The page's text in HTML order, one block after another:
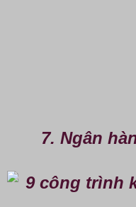
7. Ngân